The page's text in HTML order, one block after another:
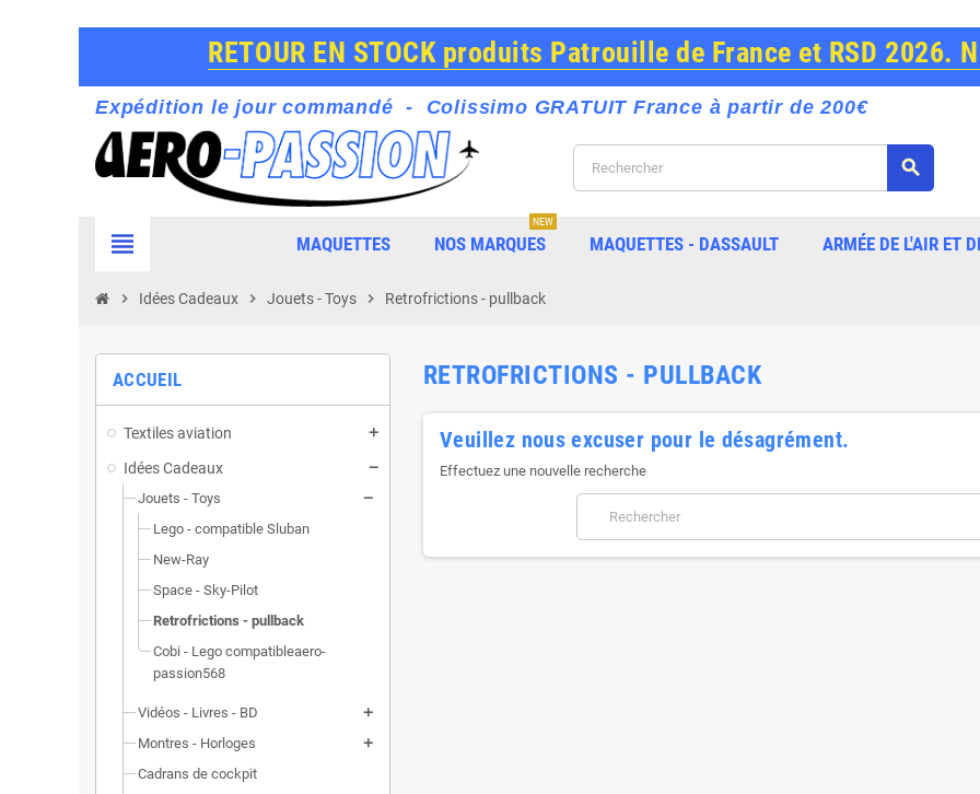
RETOUR EN STOCK produits Patrouille de France et RSD 2026.
Expédition le jour commandé - Colissimo GRATUIT France à partir de 200€
search
view_headline MAQUETTES NOS MARQUES
NEW
MAQUETTES - DASSAULT ARMÉE DE L'AIR ET
chevron_right Idées Cadeaux chevron_right Jouets - Toys chevron_right Retrofrictions - pullback
ACCUEIL
Textiles aviation
Idées Cadeaux
Jouets - Toys
Lego - compatible Sluban
New-Ray
Space - Sky-Pilot
Retrofrictions - pullback
Cobi - Lego compatibleaero-
passion568
Vidéos - Livres - BD
Montres - Horloges
Cadrans de cockpit
RETROFRICTIONS - PULLBACK
Veuillez nous excuser pour le désagrément.
Effectuez une nouvelle recherche